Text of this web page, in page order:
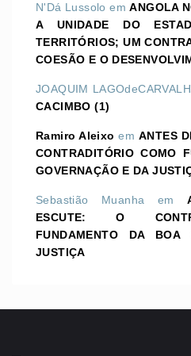
N'Dá Lussolo emANGOLA
A UNIDADE DO
TERRITÓRIOS; UM
COESÃO E O
JOAQUIM
CACIMBO (1)
Ramiro Aleixo emANTES
CONTRADITÓRIO COMO
GOVERNAÇÃO E DA
Sebastião Muanha em
ESCUTE: O
FUNDAMENTO DA BOA
JUSTIÇA